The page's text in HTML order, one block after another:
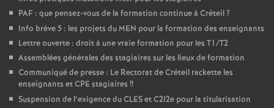
PAF : que pensez-vous de la formation continue à Créteil?
Info brève 5 : les projets du MEN pour la formation des enseignants
Lettre ouverte : droit à une vraie formation pour les T1/T2
Assemblées générales des stagiaires sur les lieux de formation
Communiqué de presse : Le Rectorat de Créteil rackette les
enseignants etCPE stagiaires !!
Suspension de l’exigence duCLESet C2I2e pour la titularisation